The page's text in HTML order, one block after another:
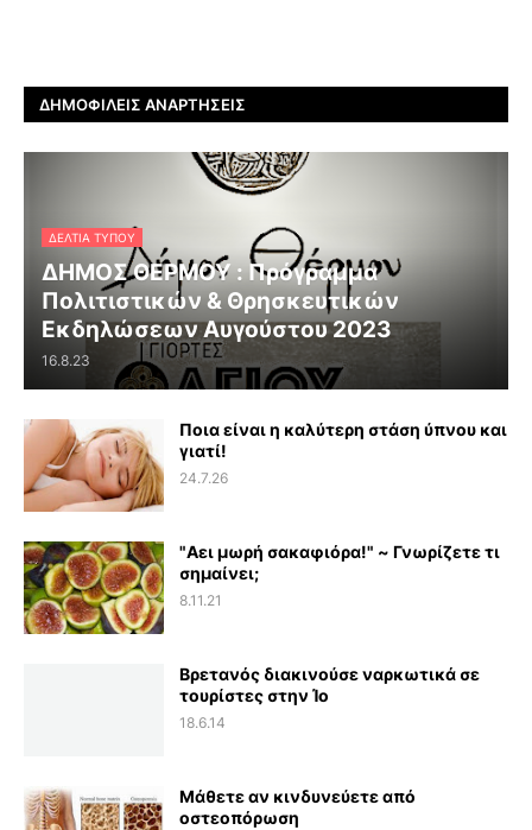
ΔΗΜΟΦΙΛΕΊΣ ΑΝΑΡΤΉΣΕΙΣ
ΔΕΛΤΊΑ ΤΎΠΟΥ
ΔΗΜΟΣ ΘΕΡΜΟΥ : Πρόγραμμα
Πολιτιστικών & Θρησκευτικών
Εκδηλώσεων Αυγούστου 2023
16.8.23
Ποια είναι η καλύτερη στάση ύπνου και
γιατί!
24.7.26
"Αει μωρή σακαφιόρα!" ~ Γνωρίζετε τι
σημαίνει;
8.11.21
Βρετανός διακινούσε ναρκωτικά σε
τουρίστες στην Ίο
18.6.14
Μάθετε αν κινδυνεύετε από
οστεοπόρωση